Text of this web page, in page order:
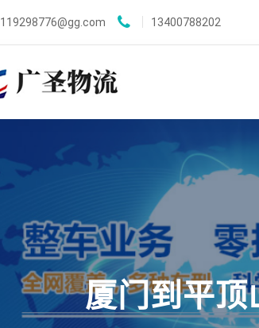
119298776@gg.com 13400788202
厦门到平顶